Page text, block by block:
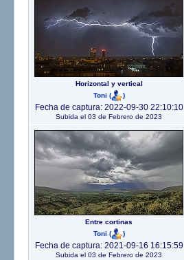
Horizontal y vertical
Toni ( )
Fecha de captura: 2022-09-30 22:10:10
Subida el 03 de Febrero de 2023
Entre cortinas
Toni ( )
Fecha de captura: 2021-09-16 16:15:59
Subida el 03 de Febrero de 2023